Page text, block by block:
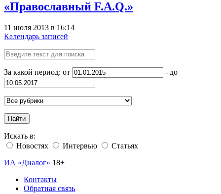
«Православный F.A.Q.»
11 июля 2013 в 16:14
Календарь записей
За какой период: от - до
Найти
Искать в:
Новостях
Интервью
Статьях
ИА «Диалог» 18+
Контакты
Обратная связь